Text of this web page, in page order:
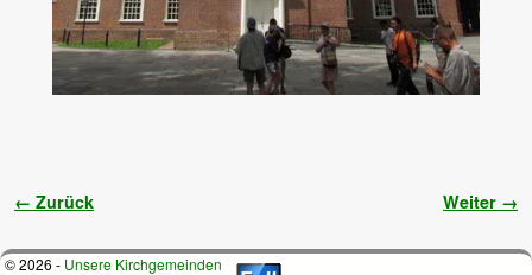
Bilder-Navigation
← Zurück Weiter →
© 2026 - Unsere Kirchgemeinden